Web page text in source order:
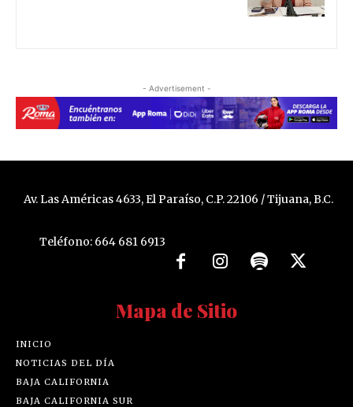
- Advertisement -
Av. Las Américas 4633, El Paraíso, C.P. 22106 / Tijuana, B.C.
Teléfono: 664 681 6913
Mapa de Sitio
INICIO
NOTICIAS DEL DÍA
BAJA CALIFORNIA
BAJA CALIFORNIA SUR